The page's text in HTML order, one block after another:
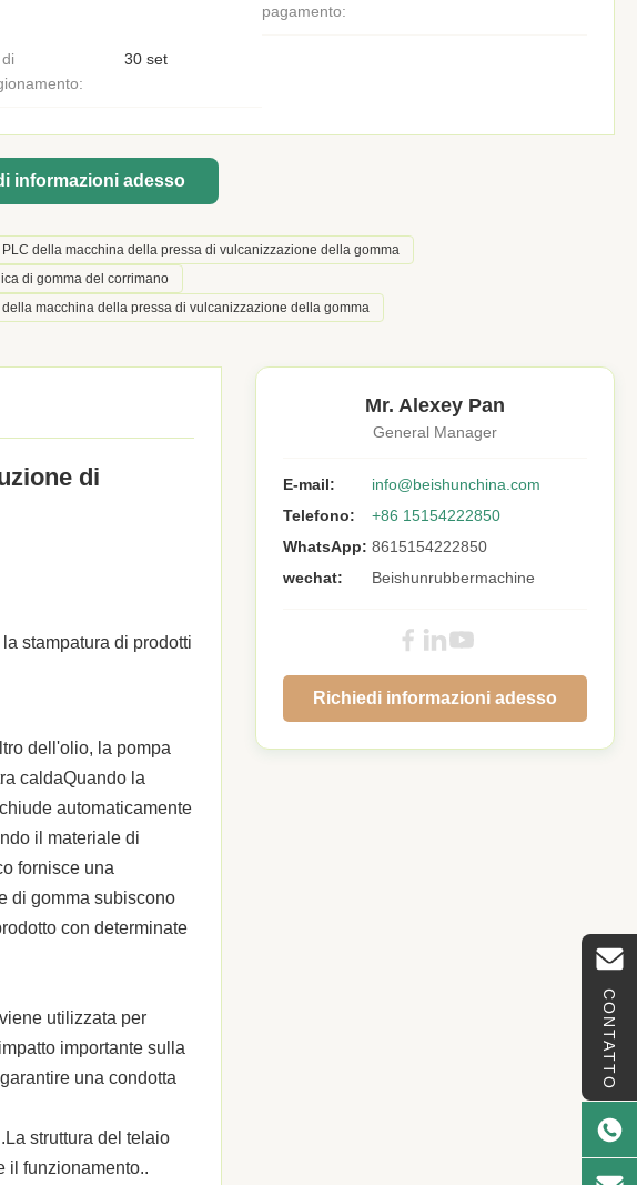
CONTATTO
pagamento:
30 set
informazioni adesso
PLC della macchina della pressa di vulcanizzazione della gomma
di gomma del corrimano
macchina della pressa di vulcanizzazione della gomma
di
stampatura di prodotti
dell'olio, la pompa
caldaQuando la
automaticamente
il materiale di
fornisce una
di gomma subiscono
con determinate
utilizzata per
importante sulla
una condotta
struttura del telaio
il funzionamento..
Mr. Alexey Pan
General Manager
E-mail:
info@beishunchina.com
Telefono:
+86 15154222850
WhatsApp: 8615154222850
wechat:
Beishunrubbermachine
Richiedi informazioni adesso